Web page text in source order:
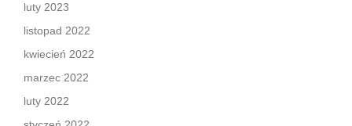
luty 2023
listopad 2022
kwiecień 2022
marzec 2022
luty 2022